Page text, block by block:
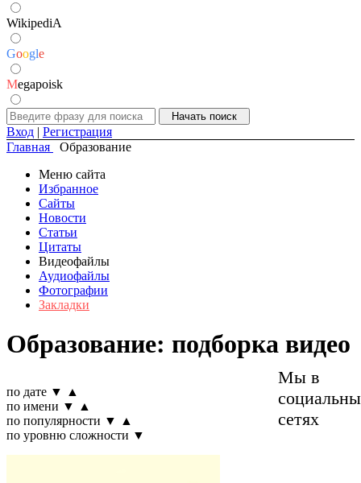
WikipediA
Google
Megapoisk
Вход | Регистрация
Главная
Образование
Меню сайта
Избранное
Сайты
Новости
Статьи
Цитаты
Видеофайлы
Аудиофайлы
Фотографии
Закладки
Образование: подборка видео
Мы в
сетях
по дате ▼
▲
по имени ▼
▲
по популярности ▼
▲
по уровню сложности ▼